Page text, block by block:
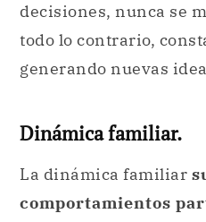
decisiones, nunca se
todo lo contrario,
generando nuevas
Dinámica familiar.
La dinámica familiar
comportamientos